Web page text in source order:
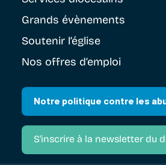
Grands évènements
Soutenir l’église
Nos offres d’emploi
Notre politique contre les
S'inscrire à la newsletter du